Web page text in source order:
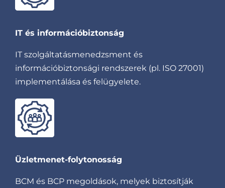
IT és információbiztonság
IT szolgáltatásmenedzsment és
információbiztonsági rendszerek (pl. ISO 27001)
implementálása és felügyelete.
Üzletmenet-folytonosság
BCM és BCP megoldások, melyek biztosítják